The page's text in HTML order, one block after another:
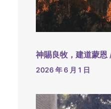
神賜良牧，建道蒙恩
2026 年 6 月 1 日